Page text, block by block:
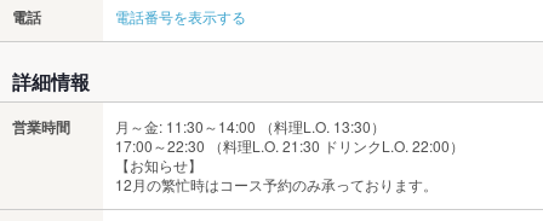
電話 電話番号を表示する
詳細情報
営業時間
月～金: 11:30～14:00 （料理L.O. 13:30）
17:00～22:30 （料理L.O. 21:30 ドリンクL.O. 22:00）
【お知らせ】
12月の繁忙時はコース予約のみ承っております。